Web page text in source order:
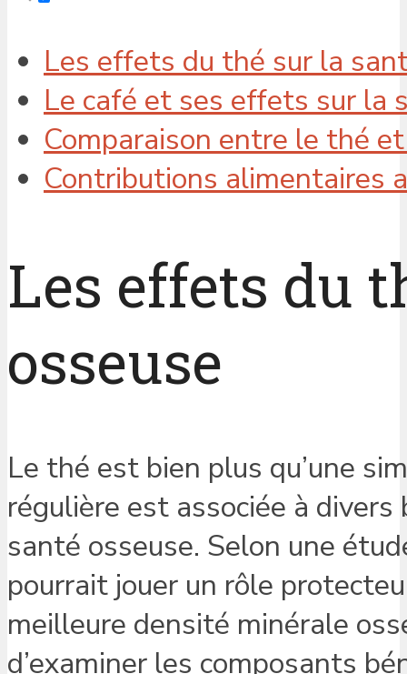
Les effets du thé sur la
Le café et ses effets sur la
Comparaison entre le thé
Contributions alimentaires
Les effets du
osseuse
Le thé est bien plus qu’une
régulière est associée à
santé osseuse. Selon une
pourrait jouer un rôle
meilleure densité minérale
d’examiner les composants